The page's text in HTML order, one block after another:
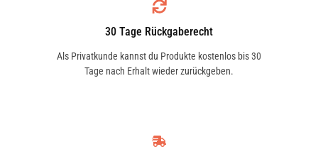
1.5 (NCP13_) | 77 KW / 105 PS | ab 01/2003 bis
30 Tage Rückgaberecht
Als Privatkunde kannst du Produkte kostenlos bis 30
Tage nach Erhalt wieder zurückgeben.